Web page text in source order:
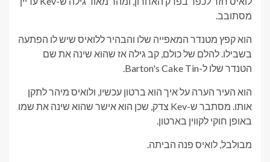
מסתובב.
הוא קפץ מטנדר המאפייה שלו והבהיר ללואיס שיש לו הפתעה
בשבילו. להלם של כולם, קב גילה אז שהוא שינה את שם
הטנדר שלו ל-Barton's Cake Tin.
הוא העיר הערה על איך הוא ברטון עכשיו, ולואיס מיהר לתקן
אותו. מסתבר ש-Kev צדק, שכן הוא אישר שהוא שינה את שמו
באופן חוקי לקווין בארטון.
מבולבל, לואיס פנה הביתה.